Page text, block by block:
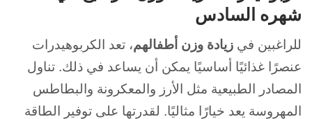
شهره السادس
للراغبين في زيادة وزن أطفالهم، تعد الكربوهيدرات
عنصرًا غذائيًا أساسيًا يمكن أن يساعد في ذلك. تناول
المصادر الطبيعية مثل الأرز والمعكرونة والبطاطس
المهروسة يعد خيارًا مثاليًا. لقدرتها على توفير الطاقة